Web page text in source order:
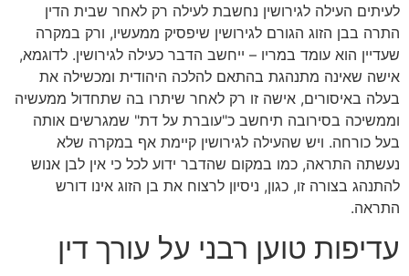
לעיתים העילה לגירושין נחשבת לעילה רק לאחר שבית הדין
התרה בבן הזוג הגורם לגירושין שיפסיק ממעשיו, ורק במקרה
שעדיין הוא עומד במריו – ייחשב הדבר כעילה לגירושין. לדוגמא,
אישה שאינה מתנהגת בהתאם להלכה היהודית ומכשילה את
בעלה באיסורים, אישה זו רק לאחר שיתרו בה שתחדול ממעשיה
וממשיכה בסירובה תיחשב כ"עוברת על דת" שמגרשים אותה
בעל כורחה. ויש שהעילה לגירושין קיימת אף במקרה שלא
נעשתה התראה, כמו במקום שהדבר ידוע לכל כי אין לבן אנוש
להתנהג בצורה זו, כגון, ניסיון לרצוח את בן הזוג אינו דורש
התראה.
עדיפות טוען רבני על עורך דין